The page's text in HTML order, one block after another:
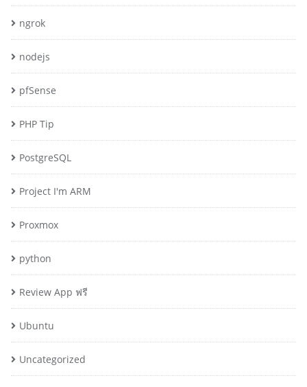
ngrok
nodejs
pfSense
PHP Tip
PostgreSQL
Project I'm ARM
Proxmox
python
Review App ฟรี
Ubuntu
Uncategorized